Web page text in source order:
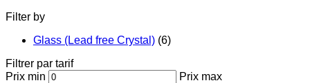
Filter by
Glass (Lead free Crystal) (6)
Filtrer par tarif
Prix min
Prix max